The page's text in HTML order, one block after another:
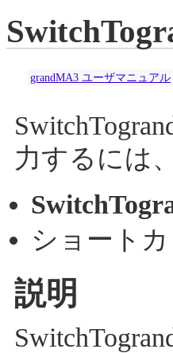
grandMA3 ユーザマニュアル
力するには
ショート
説明